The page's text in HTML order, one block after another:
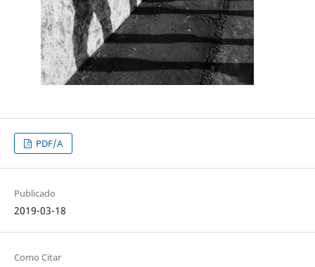
PDF/A
Publicado
2019-03-18
Como Citar